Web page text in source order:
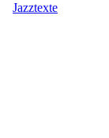
Jazztexte